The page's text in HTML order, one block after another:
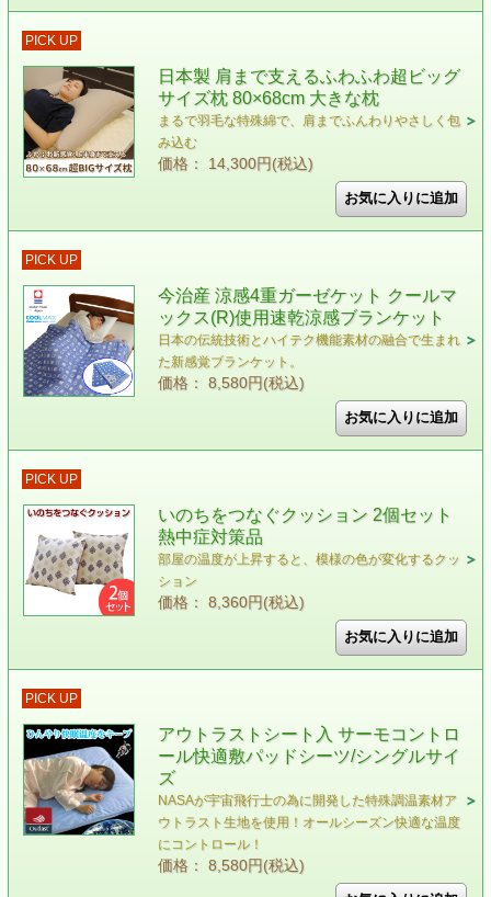
PICK UP
日本製 肩まで支えるふわふわ超ビッグ
サイズ枕 80×68cm 大きな枕
まるで羽毛な特殊綿で、肩までふんわりやさしく包
み込む
価格： 14,300円(税込)
PICK UP
今治産 涼感4重ガーゼケット クールマ
ックス(R)使用速乾涼感ブランケット
日本の伝統技術とハイテク機能素材の融合で生まれ
た新感覚ブランケット。
価格： 8,580円(税込)
PICK UP
いのちをつなぐクッション 2個セット
熱中症対策品
部屋の温度が上昇すると、模様の色が変化するクッ
ション
価格： 8,360円(税込)
PICK UP
アウトラストシート入 サーモコントロ
ール快適敷パッドシーツ/シングルサイ
ズ
NASAが宇宙飛行士の為に開発した特殊調温素材ア
ウトラスト生地を使用！オールシーズン快適な温度
にコントロール！
価格： 8,580円(税込)